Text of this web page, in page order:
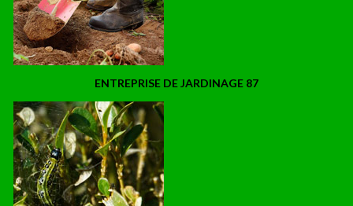
ENTREPRISE DE JARDINAGE 87